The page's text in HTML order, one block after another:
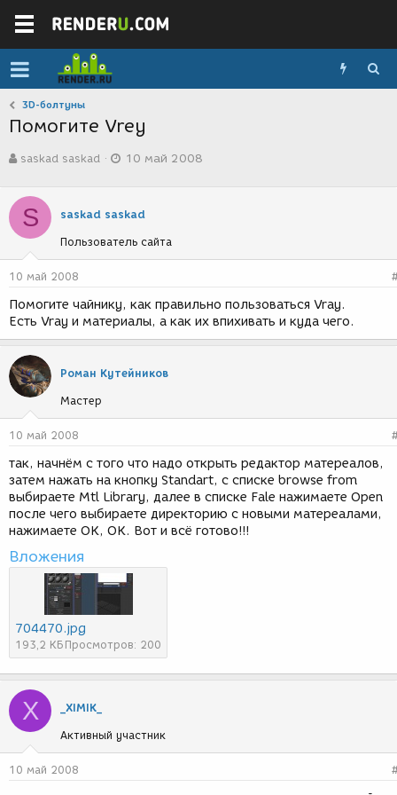
3D-болтуны
Помогите Vrey
в
о
р
т
е
м
ы
saskad saskad
а
с
з
д
и
я
10 май 2008
S saskad saskad
Пользователь сайта
10 май 2008
Помогите чайнику, как правильно пользоваться Vray.
Есть Vray и материалы, а как их впихивать и куда чего.
Роман Кутейников
Мастер
10 май 2008
так, начнём с того что надо открыть редактор матереалов,
затем нажать на кнопку Standart, с списке browse from
выбираете Mtl Library, далее в списке Fale нажимаете Open
после чего выбираете директорию с новыми матереалами,
нажимаете OK, OK. Вот и всё готово!!!
Вложения
704470.jpg
193,2 КБ Просмотров: 200
X _XIMIK_
Активный участник
10 май 2008